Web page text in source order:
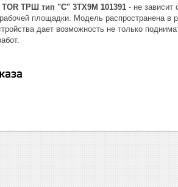
TOR ТРШ тип "С" 3ТХ9М 101391 - не зависит
площадки. Модель распространена
дает возможность не только